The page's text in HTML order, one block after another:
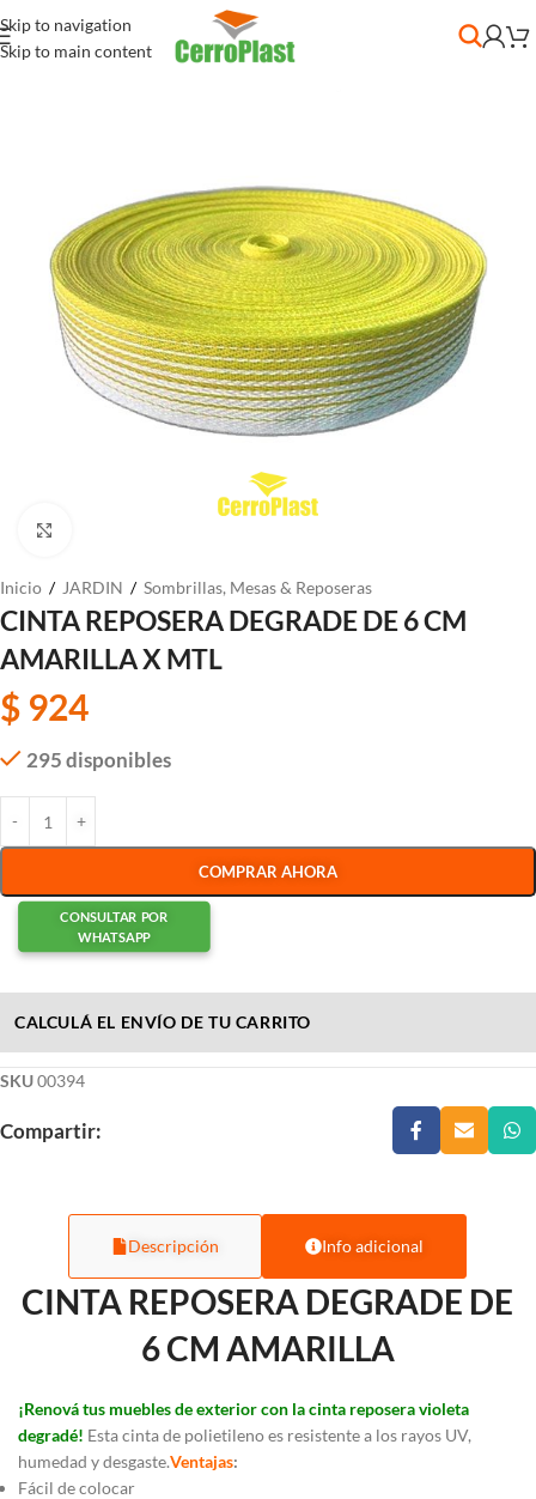
Skip to navigation
Skip to main content
Inicio / JARDIN / Sombrillas, Mesas & Reposeras
CINTA REPOSERA DEGRADE DE 6 CM
AMARILLA X MTL
$ 924
295 disponibles
COMPRAR AHORA
CONSULTAR POR
WHATSAPP
CALCULÁ EL ENVÍO DE TU CARRITO
SKU00394
Compartir:
Descripción Info adicional
CINTA REPOSERA DEGRADE DE
6 CM AMARILLA
¡Renová tus muebles de exterior con la cinta reposera violeta
degradé! Esta cinta de polietileno es resistente a los rayos UV,
humedad y desgaste.Ventajas:
Fácil de colocar